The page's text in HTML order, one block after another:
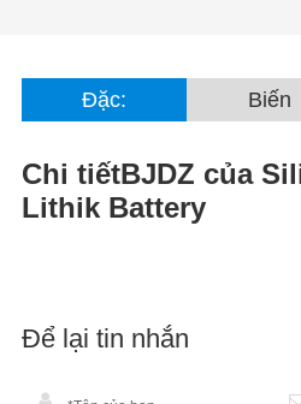
Đặc: Biến
Chi tiếtBJDZ của
Lithik Battery
Battery.
Để lại tin nhắn